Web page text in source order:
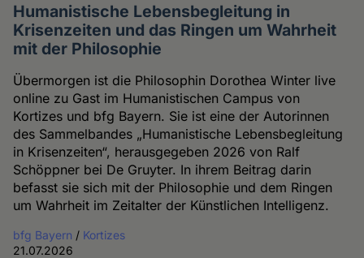
Humanistische Lebensbegleitung in
Krisenzeiten und das Ringen um Wahrheit
mit der Philosophie
Übermorgen ist die Philosophin Dorothea Winter live
online zu Gast im Humanistischen Campus von
Kortizes und bfg Bayern. Sie ist eine der Autorinnen
des Sammelbandes „Humanistische Lebensbegleitung
in Krisenzeiten“, herausgegeben 2026 von Ralf
Schöppner bei De Gruyter. In ihrem Beitrag darin
befasst sie sich mit der Philosophie und dem Ringen
um Wahrheit im Zeitalter der Künstlichen Intelligenz.
bfg Bayern / Kortizes
21.07.2026